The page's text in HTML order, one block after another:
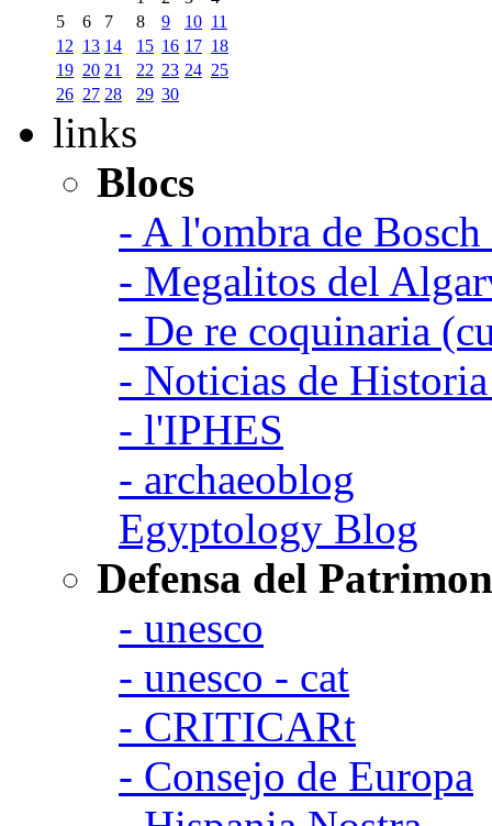
5
6 7 8 9 10 11
12 13 14 15 16 17 18
19 20 21 22 23 24 25
26 27 28 29 30
links
Blocs
- A l'ombra de
- Megalitos del
- De re coquinaria
- Noticias de
- l'IPHES
- archaeoblog
Egyptology Blog
Defensa del
- unesco
- unesco - cat
- CRITICARt
- Consejo de Europa